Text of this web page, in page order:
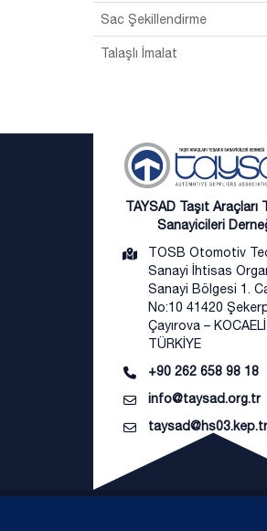
Sac Şekillendirme
Talaşlı İmalat
TAYSAD Taşıt Araçları
Sanayicileri
TOSB Otomotiv
Sanayi İhtisas
Sanayi Bölgesi 1.
No:10 41420
Çayırova –
TÜRKİYE
+90 262 658 98 18
info@taysad.org.tr
taysad@hs03.kep.tr
Copyright © TAYSAD Taşıt